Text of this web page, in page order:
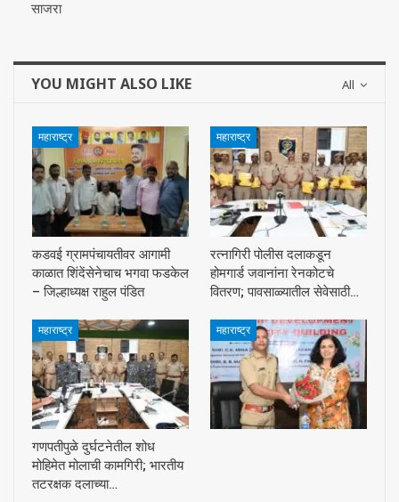
साजरा
All
YOU MIGHT ALSO LIKE
महाराष्ट्र
कडवई ग्रामपंचायतीवर आगामी
काळात शिंदेंसेनेचाच भगवा फडकेल
– जिल्हाध्यक्ष राहुल पंडित
महाराष्ट्र
रत्नागिरी पोलीस दलाकडून
होमगार्ड जवानांना रेनकोटचे
वितरण; पावसाळ्यातील सेवेसाठी…
महाराष्ट्र
गणपतीपुळे दुर्घटनेतील शोध
मोहिमेत मोलाची कामगिरी; भारतीय
तटरक्षक दलाच्या…
महाराष्ट्र